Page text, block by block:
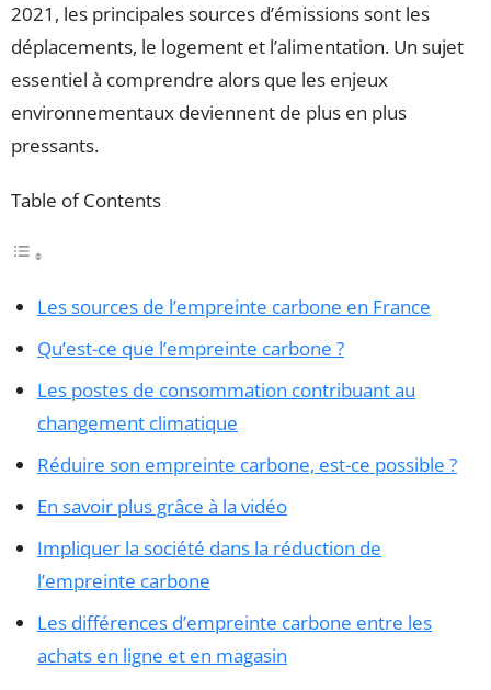
2021, les principales sources d’émissions sont les
déplacements, le logement et l’alimentation. Un sujet
essentiel à comprendre alors que les enjeux
environnementaux deviennent de plus en plus
pressants.
Table of Contents
Les sources de l’empreinte carbone en France
Qu’est-ce que l’empreinte carbone ?
Les postes de consommation contribuant au
changement climatique
Réduire son empreinte carbone, est-ce possible ?
En savoir plus grâce à la vidéo
Impliquer la société dans la réduction de
l’empreinte carbone
Les différences d’empreinte carbone entre les
achats en ligne et en magasin